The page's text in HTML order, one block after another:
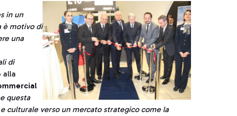
in un
è motivo di
una
di
alla
questa
culturale verso un mercato strategico come la